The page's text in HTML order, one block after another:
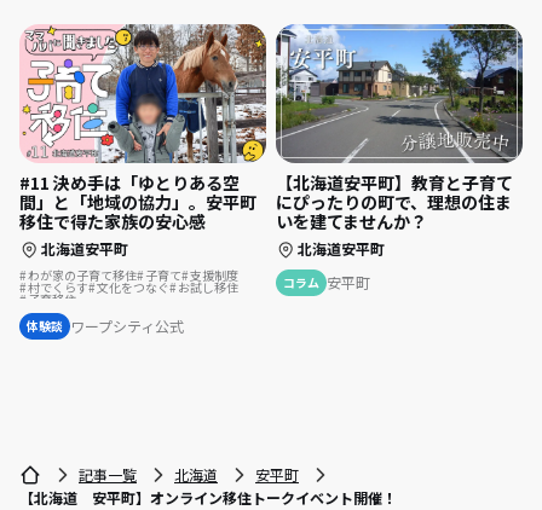
#11 決め手は「ゆとりある空
間」と「地域の協力」。安平町
移住で得た家族の安心感
北海道安平町
わが家の子育て移住 子育て 支援制度
村でくらす 文化をつなぐ お試し移住
子育移住
体験談 ワープシティ公式
【北海道安平町】教育と子育て
にぴったりの町で、理想の住ま
いを建てませんか？
北海道安平町
コラム 安平町
記事一覧 北海道
安平町
【北海道 安平町】オンライン移住トークイベント開催！